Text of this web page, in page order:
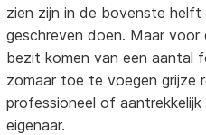
zien zijn in de bovenste helft
geschreven doen. Maar
bezit komen van een aantal
zomaar toe te voegen grijze
professioneel of
eigenaar.